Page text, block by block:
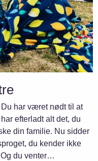
har været nødt til at
efterladt alt det, du
din familie. Nu sidder
du kender ikke
Og du venter…